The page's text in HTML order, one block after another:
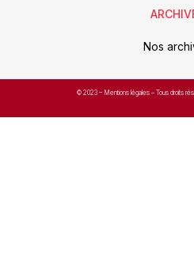
Nos
© 2023 – Mentions légales – Tous droits